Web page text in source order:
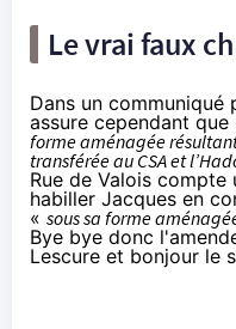
Le vrai faux
Dans un communiqué
assure cependant que
forme aménagée
transférée au CSA et
Rue de Valois
habiller Jacques en
« sous sa forme
Bye bye donc
Lescure et bonjour le